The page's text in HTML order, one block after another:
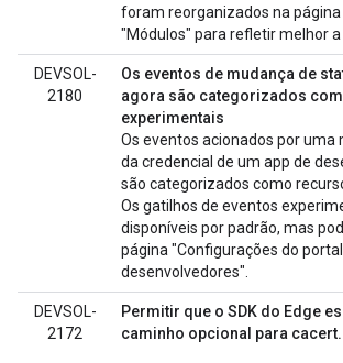
foram reorganizados na
"Módulos" para refletir melhor a
DEVSOL-
2180
Os eventos de mudança de
agora são categorizados
experimentais
Os eventos acionados por uma
da credencial de um app de
são categorizados como
Os gatilhos de eventos
disponíveis por padrão, mas
página "Configurações do
desenvolvedores".
DEVSOL-
2172
Permitir que o SDK do Edge
caminho opcional para